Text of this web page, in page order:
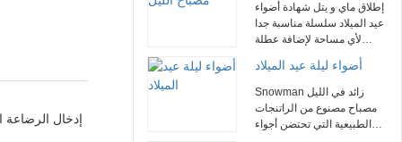
إدخال الرضاعة
إطلاق ماي و يتل شهادة أضواء
عيد الميلاد سلسلة مناسبة جدا
لأي مساحة لإضافة عطلة
درجة [ روتور سد ] مناسبة لأنّ
مقبس تجويف مختلفة , يضمن
قوة ثابتة . سلسلة مصنوعة من
الراتنج الطبيعي ، بما في ذلك
أضواء ليلة عيد الميلاد
Snowman زائد في الليل
مصباح مصنوع من الراتنجات
الطبيعية التي تحتضن أجواء